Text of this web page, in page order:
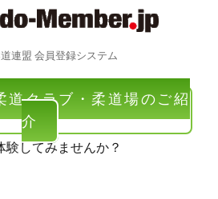
連盟 会員登録システム
道クラブ・柔道場のご紹
介
験してみませんか？